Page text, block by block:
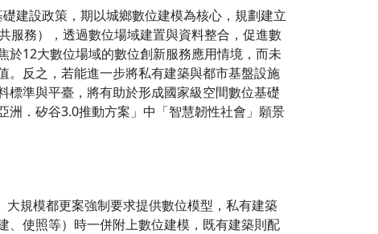
建設政策，期以城鄉數位建模為核心，規劃建立
服務），透過數位場域建置與資料整合，促進數
12大數位場域的數位創新服務應用情境，而未
。反之，若能進一步將私有建築與都市基盤設施
標準與平臺，將有助於形成國家級空間數位基礎
．矽谷3.0推動方案」中「智慧韌性社會」願景
規模都更案強制要求提供數位模型，私有建築
、使照等）時一併附上數位建模，既有建築則配